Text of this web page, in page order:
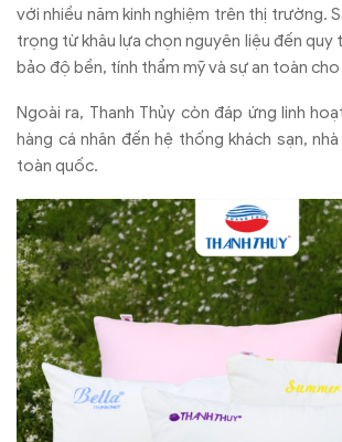
với nhiều năm kinh nghiệm trên thị trường.
trọng từ khâu lựa chọn nguyên liệu đến quy
bảo độ bền, tính thẩm mỹ và sự an toàn
Ngoài ra, Thanh Thủy còn đáp ứng linh
hàng cá nhân đến hệ thống khách sạn,
toàn quốc.